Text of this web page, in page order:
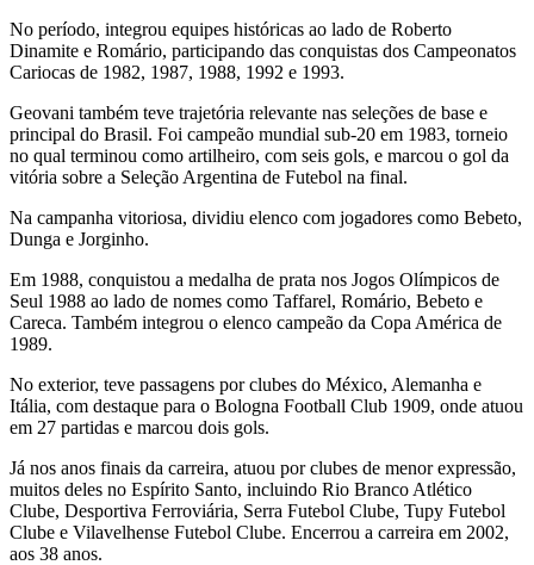
No período, integrou equipes históricas ao lado de Roberto
Dinamite e Romário, participando das conquistas dos Campeonatos
Cariocas de 1982, 1987, 1988, 1992 e 1993.
Geovani também teve trajetória relevante nas seleções de base e
principal do Brasil. Foi campeão mundial sub-20 em 1983, torneio
no qual terminou como artilheiro, com seis gols, e marcou o gol da
vitória sobre a Seleção Argentina de Futebol na final.
Na campanha vitoriosa, dividiu elenco com jogadores como Bebeto,
Dunga e Jorginho.
Em 1988, conquistou a medalha de prata nos Jogos Olímpicos de
Seul 1988 ao lado de nomes como Taffarel, Romário, Bebeto e
Careca. Também integrou o elenco campeão da Copa América de
1989.
No exterior, teve passagens por clubes do México, Alemanha e
Itália, com destaque para o Bologna Football Club 1909, onde atuou
em 27 partidas e marcou dois gols.
Já nos anos finais da carreira, atuou por clubes de menor expressão,
muitos deles no Espírito Santo, incluindo Rio Branco Atlético
Clube, Desportiva Ferroviária, Serra Futebol Clube, Tupy Futebol
Clube e Vilavelhense Futebol Clube. Encerrou a carreira em 2002,
aos 38 anos.